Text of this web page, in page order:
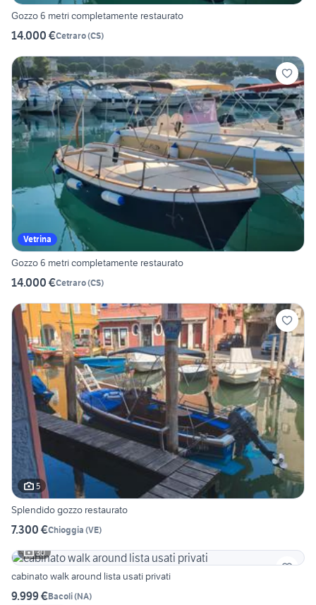
Gozzo 6 metri completamente restaurato
14.000 €Cetraro(CS)
Vetrina
Gozzo 6 metri completamente restaurato
14.000 €Cetraro(CS)
5
Splendido gozzo restaurato
7.300 €Chioggia (VE)
30
cabinato walk around lista usati privati
9.999 €Bacoli(NA)